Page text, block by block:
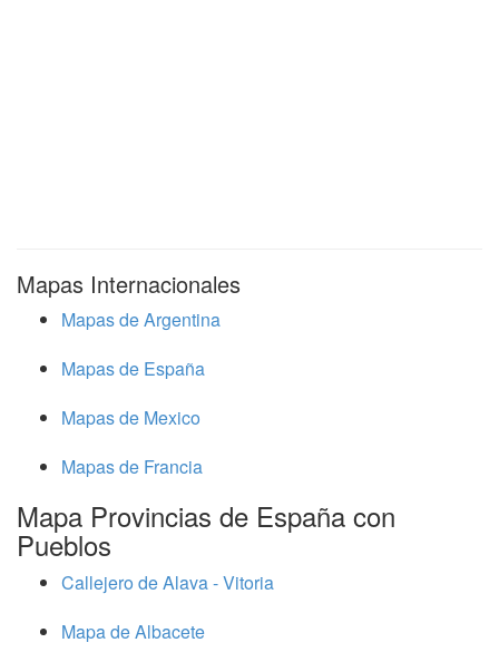
Mapas Internacionales
Mapas de Argentina
Mapas de España
Mapas de Mexico
Mapas de Francia
Mapa Provincias de España con
Pueblos
Callejero de Alava - Vitoria
Mapa de Albacete